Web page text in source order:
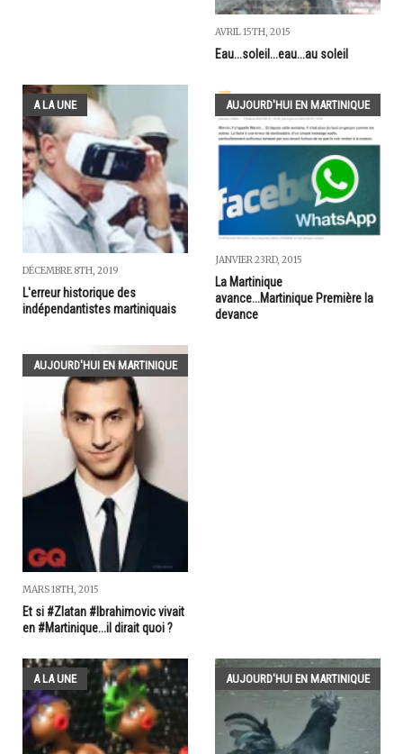
AVRIL 15TH, 2015
Eau...soleil...eau...au soleil
A LA UNE
DÉCEMBRE 8TH, 2019
L'erreur historique des
indépendantistes martiniquais
AUJOURD'HUI EN MARTINIQUE
JANVIER 23RD, 2015
La Martinique
avance...Martinique Première la
devance
AUJOURD'HUI EN MARTINIQUE
MARS 18TH, 2015
Et si #Zlatan #Ibrahimovic vivait
en #Martinique...il dirait quoi ?
A LA UNE AUJOURD'HUI EN MARTINIQUE